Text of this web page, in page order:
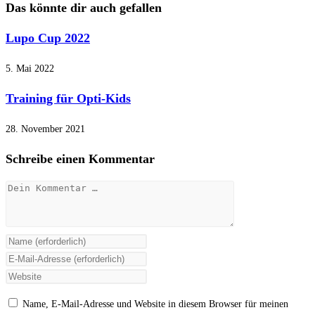
Das könnte dir auch gefallen
Lupo Cup 2022
5. Mai 2022
Training für Opti-Kids
28. November 2021
Schreibe einen Kommentar
Kommentar
Gib
deinen
Namen
Gib
deine
Gib
Name, E-Mail-Adresse und Website in diesem Browser für meinen